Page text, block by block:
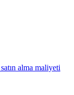
alma maliyeti